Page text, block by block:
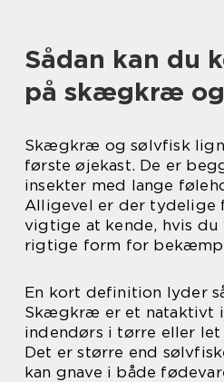
Sådan kan du
på skægkræ
Skægkræ og sølvfisk
første øjekast. De er
insekter med lange
Alligevel er der tydelige
vigtige at kende, hvis
rigtige form for
En kort definition lyder
Skægkræ er et nataktivt
indendørs i tørre eller
Det er større end
kan gnave i både